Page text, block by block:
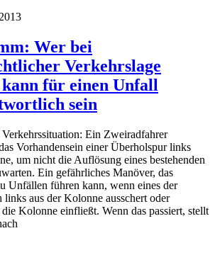
Wer bei
Verkehrslage
für einen Unfall
sein
Verkehrssituation: Ein Zweiradfahrer
Vorhandensein einer Überholspur links
um nicht die Auflösung eines bestehenden
Ein gefährliches Manöver, das
Unfällen führen kann, wenn eines der
links aus der Kolonne ausschert oder
Kolonne einfließt. Wenn das passiert, stellt